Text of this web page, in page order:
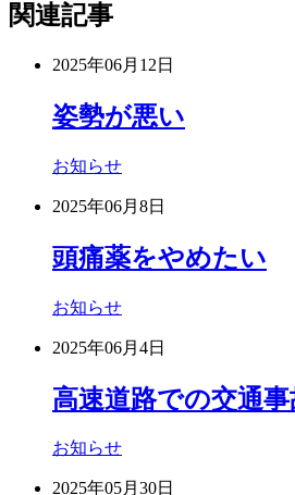
関連記事
2025年06月12日
姿勢が悪い
お知らせ
2025年06月8日
頭痛薬をやめたい
お知らせ
2025年06月4日
高速道路での交通事
お知らせ
2025年05月30日